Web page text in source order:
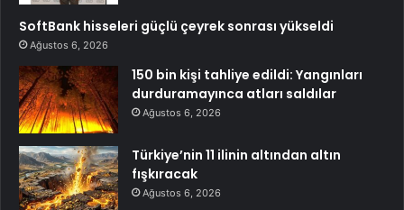
SoftBank hisseleri güçlü çeyrek sonrası yükseldi
Ağustos 6, 2026
150 bin kişi tahliye edildi: Yangınları
durduramayınca atları saldılar
Ağustos 6, 2026
Türkiye’nin 11 ilinin altından altın
fışkıracak
Ağustos 6, 2026